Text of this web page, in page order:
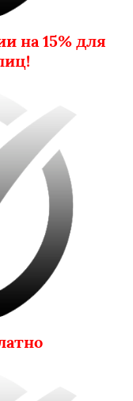
на 15% для